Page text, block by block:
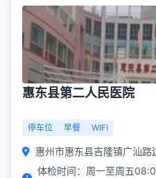
惠东县第二人民医院
停车位 早餐 WIFI
惠州市惠东县吉隆镇广汕路
体检时间：周一至周五